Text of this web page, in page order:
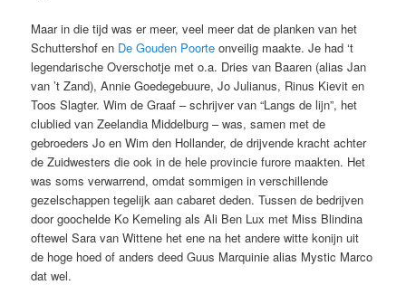
Maar in die tijd was er meer, veel meer dat de planken van het
Schuttershof en De Gouden Poorte onveilig maakte. Je had ‘t
legendarische Overschotje met o.a. Dries van Baaren (alias Jan
van ’t Zand), Annie Goedegebuure, Jo Julianus, Rinus Kievit en
Toos Slagter. Wim de Graaf – schrijver van “Langs de lijn”, het
clublied van Zeelandia Middelburg – was, samen met de
gebroeders Jo en Wim den Hollander, de drijvende kracht achter
de Zuidwesters die ook in de hele provincie furore maakten. Het
was soms verwarrend, omdat sommigen in verschillende
gezelschappen tegelijk aan cabaret deden. Tussen de bedrijven
door goochelde Ko Kemeling als Ali Ben Lux met Miss Blindina
oftewel Sara van Wittene het ene na het andere witte konijn uit
de hoge hoed of anders deed Guus Marquinie alias Mystic Marco
dat wel.